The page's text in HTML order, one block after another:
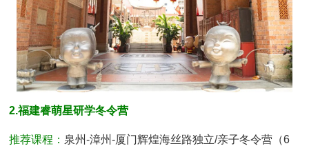
2.福建睿萌星研学冬令营
推荐课程： 泉州-漳州-厦门辉煌海丝路独立/亲子冬令营（6